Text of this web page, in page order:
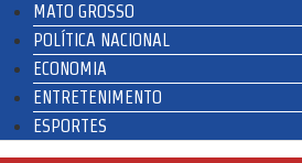
MATO GROSSO
POLÍTICA NACIONAL
ECONOMIA
ENTRETENIMENTO
ESPORTES